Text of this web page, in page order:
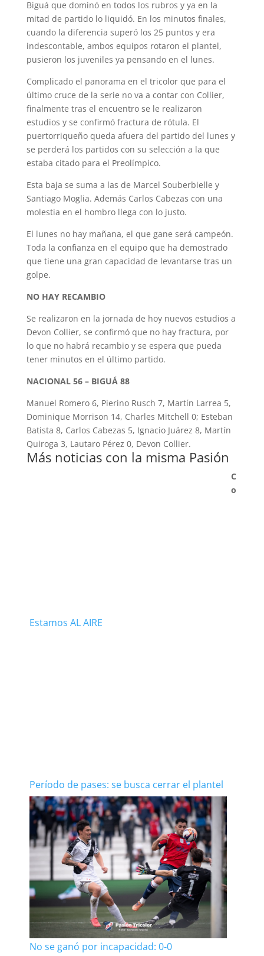
Biguá que dominó en todos los rubros y ya en la
mitad de partido lo liquidó. En los minutos finales,
cuando la diferencia superó los 25 puntos y era
indescontable, ambos equipos rotaron el plantel,
pusieron los juveniles ya pensando en el lunes.
Complicado el panorama en el tricolor que para el
último cruce de la serie no va a contar con Collier,
finalmente tras el encuentro se le realizaron
estudios y se confirmó fractura de rótula. El
puertorriqueño queda afuera del partido del lunes y
se perderá los partidos con su selección a la que
estaba citado para el Preolímpico.
Esta baja se suma a las de Marcel Souberbielle y
Santiago Moglia. Además Carlos Cabezas con una
molestia en el hombro llega con lo justo.
El lunes no hay mañana, el que gane será campeón.
Toda la confianza en el equipo que ha demostrado
que tiene una gran capacidad de levantarse tras un
golpe.
NO HAY RECAMBIO
Se realizaron en la jornada de hoy nuevos estudios a
Devon Collier, se confirmó que no hay fractura, por
lo que no habrá recambio y se espera que pueda
tener minutos en el último partido.
NACIONAL 56 – BIGUÁ 88
Manuel Romero 6, Pierino Rusch 7, Martín Larrea 5,
Dominique Morrison 14, Charles Mitchell 0; Esteban
Batista 8, Carlos Cabezas 5, Ignacio Juárez 8, Martín
Quiroga 3, Lautaro Pérez 0, Devon Collier.
Más noticias con la misma Pasión
Estamos AL AIRE
Período de pases: se busca cerrar el plantel
No se ganó por incapacidad: 0-0
C
o